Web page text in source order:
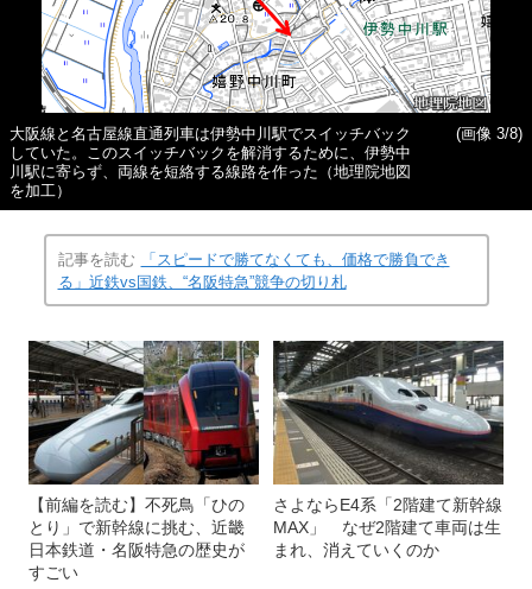
大阪線と名古屋線直通列車は伊勢中川駅でスイッチバック
していた。このスイッチバックを解消するために、伊勢中
川駅に寄らず、両線を短絡する線路を作った（地理院地図
を加工）
(画像 3/8)
記事を読む
「スピードで勝てなくても、価格で勝負でき
る」近鉄vs国鉄、“名阪特急”競争の切り札
【前編を読む】不死鳥「ひの
とり」で新幹線に挑む、近畿
日本鉄道・名阪特急の歴史が
すごい
さよならE4系「2階建て新幹線
MAX」 なぜ2階建て車両は生
まれ、消えていくのか